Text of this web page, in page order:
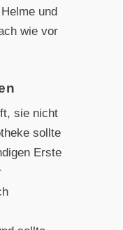
und
wie vor
sie nicht
sollte
Erste